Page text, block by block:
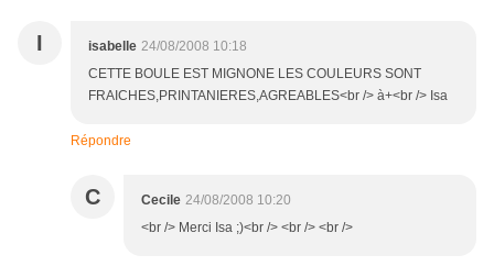
I isabelle 24/08/2008 10:18
CETTE BOULE EST MIGNONE LES COULEURS SONT
FRAICHES,PRINTANIERES,AGREABLES<br /> à+<br /> Isa
Répondre
C Cecile 24/08/2008 10:20
<br /> Merci Isa ;)<br /> <br /> <br />